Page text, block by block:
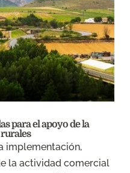
para el apoyo de la
implementación,
la actividad comercial